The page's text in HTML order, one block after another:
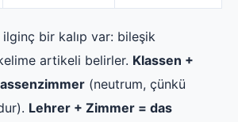
bir kalıp var: bileşik
artikeli belirler. Klassen +
(neutrum, çünkü
Lehrer + Zimmer = das